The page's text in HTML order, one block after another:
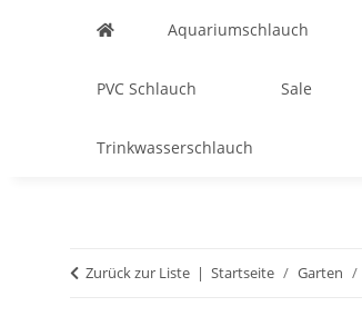
Aquariumschlauch
PVC Schlauch Sale
Trinkwasserschlauch
Zurück zur Liste Startseite Garten